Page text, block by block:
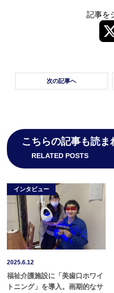
記事を
次の記事へ
こちらの記事も読ま
RELATED POSTS
インタビュー
2025.6.12
福祉介護施設に「美歯口ホワイ
トニング」を導入。画期的なサ